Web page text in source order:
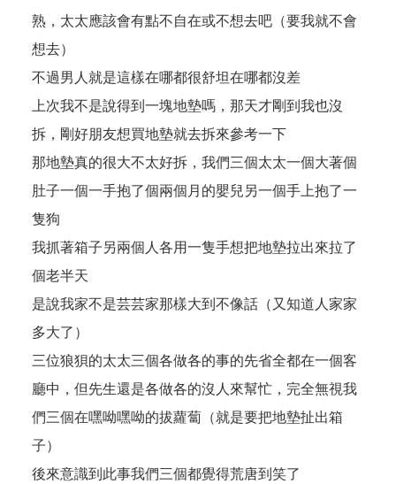
熟，太太應該會有點不自在或不想去吧（要我就不會
想去）
不過男人就是這樣在哪都很舒坦在哪都沒差
上次我不是說得到一塊地墊嗎，那天才剛到我也沒
拆，剛好朋友想買地墊就去拆來參考一下
那地墊真的很大不太好拆，我們三個太太一個大著個
肚子一個一手抱了個兩個月的嬰兒另一個手上抱了一
隻狗
我抓著箱子另兩個人各用一隻手想把地墊拉出來拉了
個老半天
是說我家不是芸芸家那樣大到不像話（又知道人家家
多大了）
三位狼狽的太太三個各做各的事的先省全都在一個客
廳中，但先生還是各做各的沒人來幫忙，完全無視我
們三個在嘿呦嘿呦的拔蘿蔔（就是要把地墊扯出箱
子）
後來意識到此事我們三個都覺得荒唐到笑了